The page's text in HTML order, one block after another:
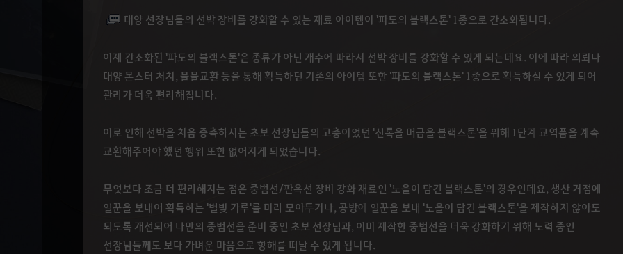
대양 선장님들의 선박 장비를 강화할 수 있는 재료 아이템이 '파도의 블랙스톤' 1종으로 간소화됩니다.
이제 간소화된 '파도의 블랙스톤'은 종류가 아닌 개수에 따라서 선박 장비를 강화할 수 있게 되는데요. 이에 따라 의뢰나
대양 몬스터 처치, 물물교환 등을 통해 획득하던 기존의 아이템 또한 '파도의 블랙스톤' 1종으로 획득하실 수 있게 되어
관리가 더욱 편리해집니다.
이로 인해 선박을 처음 증축하시는 초보 선장님들의 고충이었던 '신록을 머금을 블랙스톤'을 위해 1단계 교역품을 계속
교환해주어야 했던 행위 또한 없어지게 되었습니다.
무엇보다 조금 더 편리해지는 점은 중범선/판옥선 장비 강화 재료인 '노을이 담긴 블랙스톤'의 경우인데요, 생산 거점에
일꾼을 보내어 획득하는 '별빛 가루'를 미리 모아두거나, 공방에 일꾼을 보내 '노을이 담긴 블랙스톤'을 제작하지 않아도
되도록 개선되어 나만의 중범선을 준비 중인 초보 선장님과, 이미 제작한 중범선을 더욱 강화하기 위해 노력 중인
선장님들께도 보다 가벼운 마음으로 항해를 떠날 수 있게 됩니다.